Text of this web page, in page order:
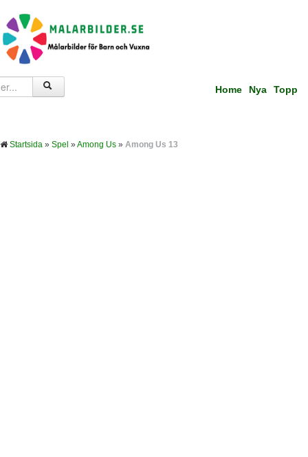
Home Nya Topp
Startsida » Spel »Among Us » Among Us 13